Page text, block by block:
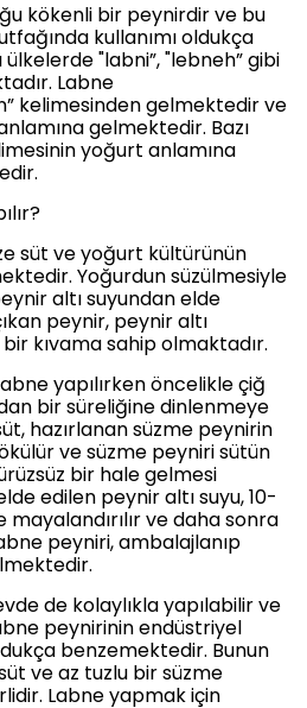
kökenli bir peynirdir ve bu
kullanımı oldukça
ülkelerde "labni”, "lebneh” gibi
Labne
kelimesinden gelmektedir ve
gelmektedir. Bazı
yoğurt anlamına
süt ve yoğurt kültürünün
Yoğurdun süzülmesiyle
altı suyundan elde
peynir, peynir altı
kıvama sahip olmaktadır.
yapılırken öncelikle çiğ
bir süreliğine dinlenmeye
hazırlanan süzme peynirin
ve süzme peyniri sütün
bir hale gelmesi
edilen peynir altı suyu, 10-
mayalandırılır ve daha sonra
peyniri, ambalajlanıp
de kolaylıkla yapılabilir ve
peynirinin endüstriyel
benzemektedir. Bunun
ve az tuzlu bir süzme
Labne yapmak için